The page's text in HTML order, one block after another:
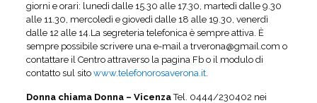
giorni e orari: lunedì dalle 15.30 alle 17.30, martedì dalle 9.30
alle 11.30, mercoledì e giovedì dalle 18 alle 19.30, venerdì
dalle 12 alle 14.La segreteria telefonica è sempre attiva. È
sempre possibile scrivere una e-mail a trverona@gmail.com o
contattare il Centro attraverso la pagina Fb o il modulo di
contatto sul sito www.telefonorosaverona.it.
Donna chiama Donna – VicenzaTel. 0444/230402 nei